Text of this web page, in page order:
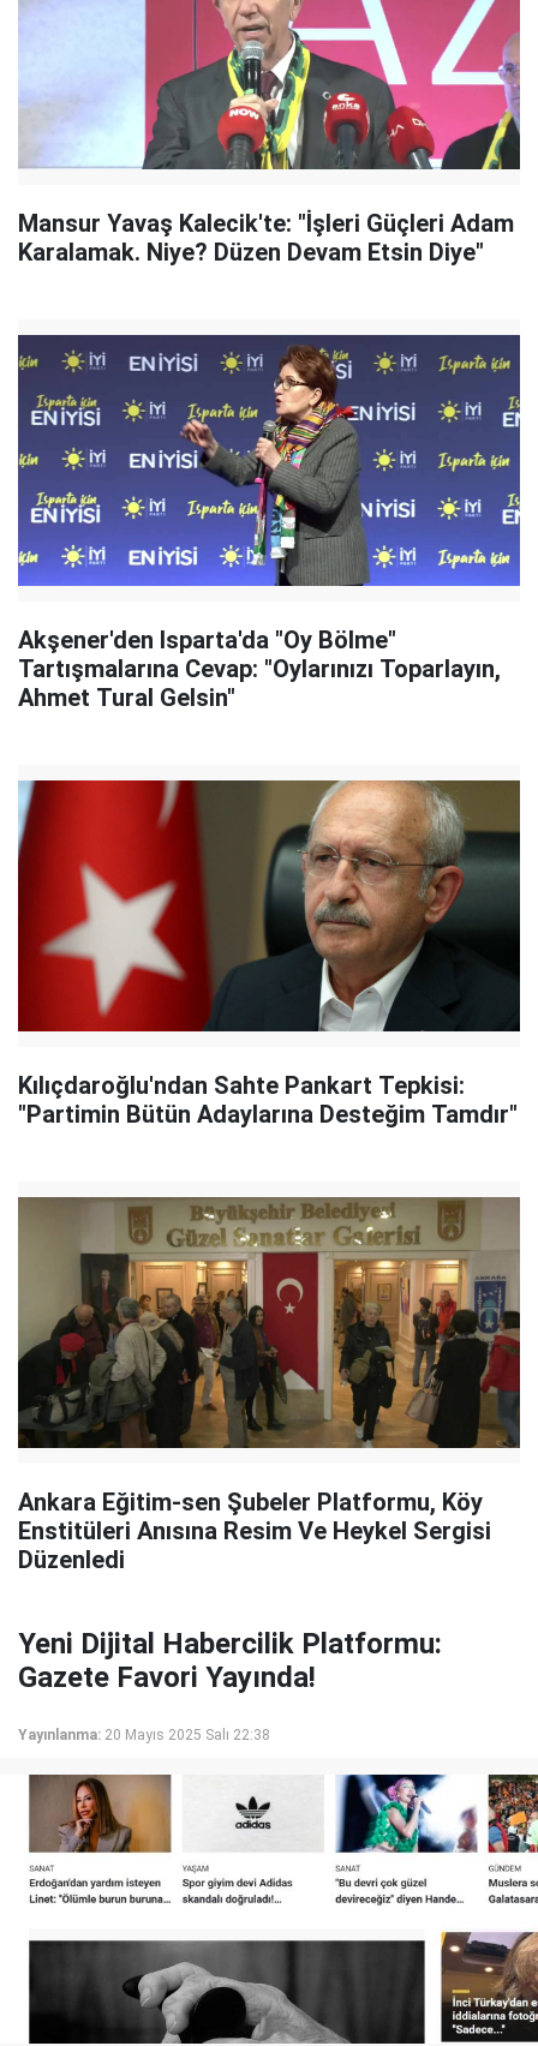
Mansur Yavaş Kalecik'te: "İşleri Güçleri Adam
Karalamak. Niye? Düzen Devam Etsin Diye"
Akşener'den Isparta'da "Oy Bölme"
Tartışmalarına Cevap: "Oylarınızı Toparlayın,
Ahmet Tural Gelsin"
Kılıçdaroğlu'ndan Sahte Pankart Tepkisi:
"Partimin Bütün Adaylarına Desteğim Tamdır"
Ankara Eğitim-sen Şubeler Platformu, Köy
Enstitüleri Anısına Resim Ve Heykel Sergisi
Düzenledi
Yeni Dijital Habercilik Platformu:
Gazete Favori Yayında!
Yayınlanma: 20 Mayıs 2025 Salı 22:38